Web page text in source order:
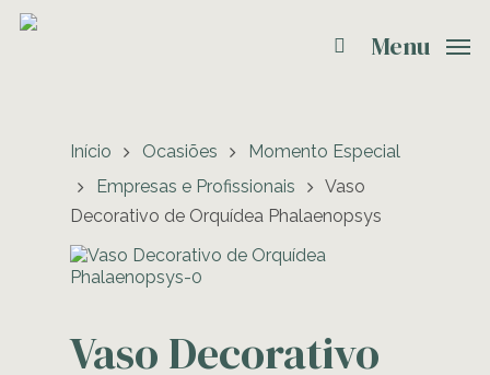
Menu
Início Ocasiões
Momento Especial
Empresas e Profissionais
Vaso
Decorativo de Orquídea Phalaenopsys
Vaso Decorativo